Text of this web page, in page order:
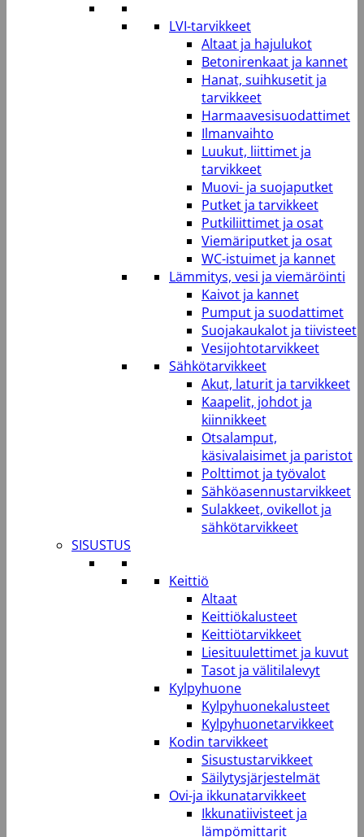
LVI-tarvikkeet
Altaat ja hajulukot
Betonirenkaat ja kannet
Hanat, suihkusetit ja
tarvikkeet
Harmaavesisuodattimet
Ilmanvaihto
Luukut, liittimet ja
tarvikkeet
Muovi- ja suojaputket
Putket ja tarvikkeet
Putkiliittimet ja osat
Viemäriputket ja osat
WC-istuimet ja kannet
Lämmitys, vesi ja viemäröinti
Kaivot ja kannet
Pumput ja suodattimet
Suojakaukalot ja tiivisteet
Vesijohtotarvikkeet
Sähkötarvikkeet
Akut, laturit ja tarvikkeet
Kaapelit, johdot ja
kiinnikkeet
Otsalamput,
käsivalaisimet ja paristot
Polttimot ja työvalot
Sähköasennustarvikkeet
Sulakkeet, ovikellot ja
sähkötarvikkeet
SISUSTUS
Keittiö
Altaat
Keittiökalusteet
Keittiötarvikkeet
Liesituulettimet ja kuvut
Tasot ja välitilalevyt
Kylpyhuone
Kylpyhuonekalusteet
Kylpyhuonetarvikkeet
Kodin tarvikkeet
Sisustustarvikkeet
Säilytysjärjestelmät
Ovi-ja ikkunatarvikkeet
Ikkunatiivisteet ja
lämpömittarit